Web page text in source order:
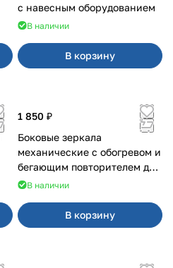
с навесным оборудованием
В наличии
В корзину
1 850 ₽
Боковые зеркала
механические с обогревом и
бегающим повторителем для
4х4В наличии
В корзину